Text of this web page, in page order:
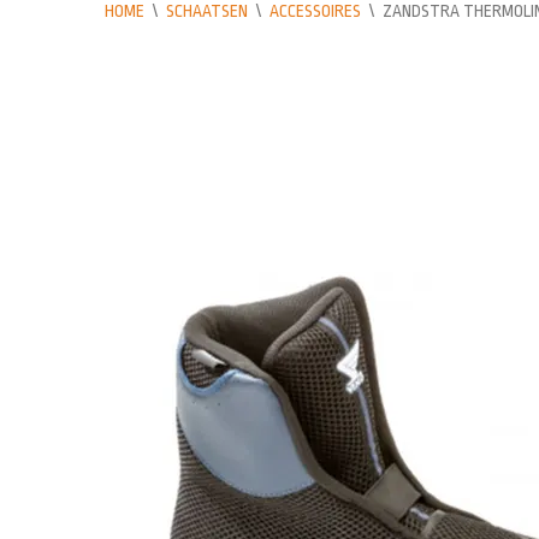
HOME \ SCHAATSEN \ ACCESSOIRES \ ZANDSTRA